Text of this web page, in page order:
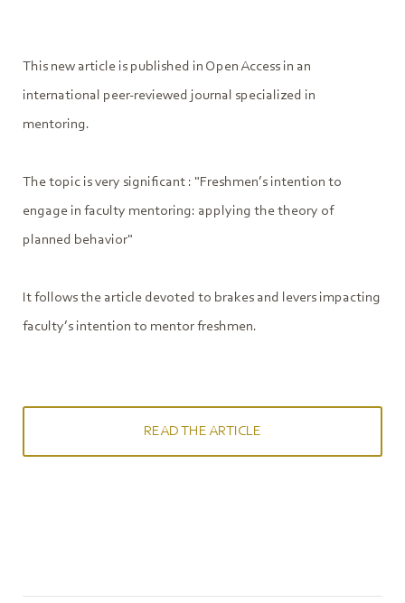
This new article is published in Open Access in an
international peer-reviewed journal specialized in
mentoring.
The topic is very significant : "Freshmen’s intention to
engage in faculty mentoring: applying the theory of
planned behavior"
It follows the article devoted to brakes and levers impacting
faculty’s intention to mentor freshmen.
READ THE ARTICLE